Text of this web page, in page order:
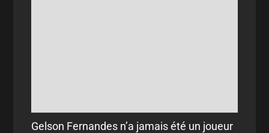
Gelson Fernandes n’a jamais été un joueur